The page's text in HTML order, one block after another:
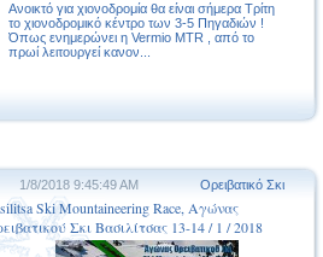
Ανοικτό για χιονοδρομία θα είναι σήμερα Τρίτη
το χιονοδρομικό κέντρο των 3-5 Πηγαδιών !
Όπως ενημερώνει η Vermio MTR , από το
πρωί λειτουργεί κανον...
1/8/2018 9:45:49 AM Ορειβατικό Σκι
Ski Mountaineering Race, Αγώνας
Σκι Βασιλίτσας 13-14 / 1 / 2018